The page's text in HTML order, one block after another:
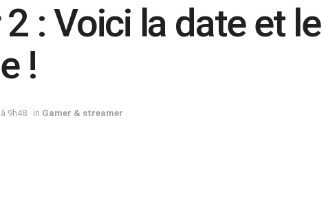
2 : Voici la date et
!
9h48 in Gamer & streamer